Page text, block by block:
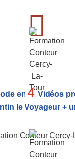
en 4Vidéos
le Voyageur +